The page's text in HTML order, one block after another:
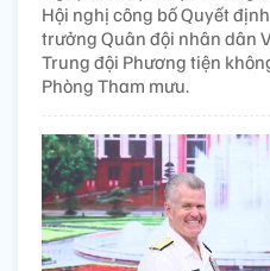
Hội nghị công bố Quyết
trưởng Quân đội nhân dân
Trung đội Phương tiện
Phòng Tham mưu.